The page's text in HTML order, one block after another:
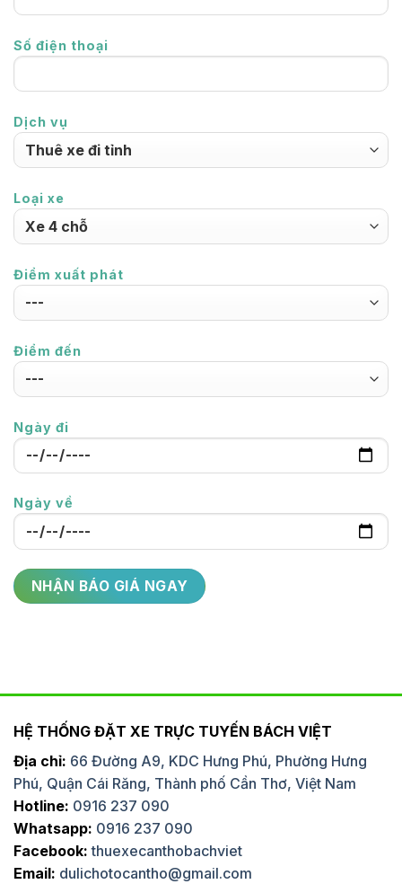
Số điện thoại
Dịch vụ
Loại xe
Điểm xuất phát
Điểm đến
Ngày đi
Ngày về
HỆ THỐNG ĐẶT XE TRỰC TUYẾN BÁCH VIỆT
Địa chỉ: 66 Đường A9, KDC Hưng Phú, Phường Hưng
Phú, Quận Cái Răng, Thành phố Cần Thơ, Việt Nam
Hotline: 0916 237 090
Whatsapp: 0916 237 090
Facebook: thuexecanthobachviet
Email: dulichotocantho@gmail.com